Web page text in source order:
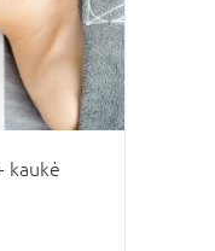
kaukė